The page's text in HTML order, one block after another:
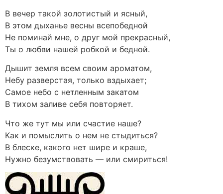
В вечер такой золотистый и ясный,
В этом дыханье весны всепобедной
Не поминай мне, о друг мой прекрасный,
Ты о любви нашей робкой и бедной.
Дышит земля всем своим ароматом,
Небу разверстая, только вздыхает;
Самое небо с нетленным закатом
В тихом заливе себя повторяет.
Что же тут мы или счастие наше?
Как и помыслить о нем не стыдиться?
В блеске, какого нет шире и краше,
Нужно безумствовать — или смириться!